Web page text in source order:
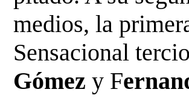
medios, la
Sensacional
Gómez y F